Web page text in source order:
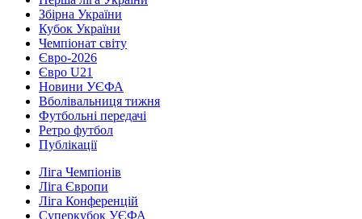
Збірна України
Кубок України
Чемпіонат світу
Євро-2026
Євро U21
Новини УЄФА
Вболівальниця тижня
Футбольні передачі
Ретро футбол
Публікації
Ліга Чемпіонів
Ліга Європи
Ліга Конференцій
Суперкубок УЄФА